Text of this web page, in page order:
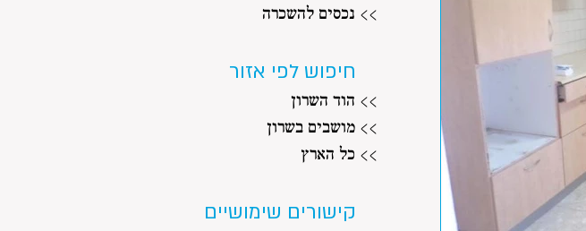
>> נכסים להשכרה
חיפוש לפי אזור
>> הוד השרון
>> מושבים בשרון
>> כל הארץ
קישורים שימושיים